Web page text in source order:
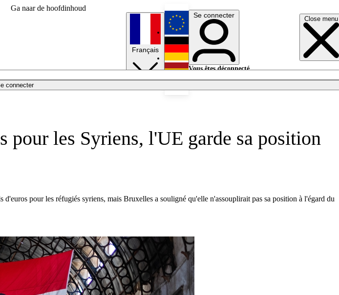
Ga naar de hoofdinhoud
Close menu
connecter
Français
English
Deutsch
Se connecter
Vous êtes déconnecté.
pour les Syriens, l'UE garde sa position
pour les réfugiés syriens, mais Bruxelles a souligné qu'elle n'assouplirait pas sa position à l'égard du